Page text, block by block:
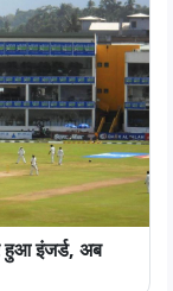
हुआ इंजर्ड, अब